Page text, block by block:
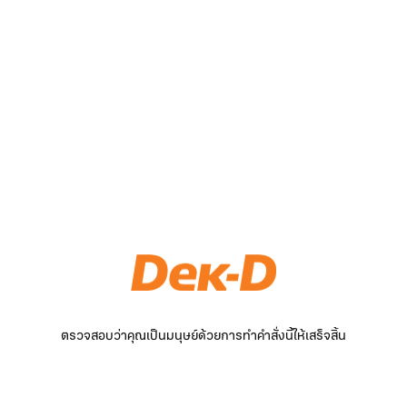
ตรวจสอบว่าคุณเป็นมนุษย์ด้วยการทำคำสั่งนี้ให้เสร็จสิ้น